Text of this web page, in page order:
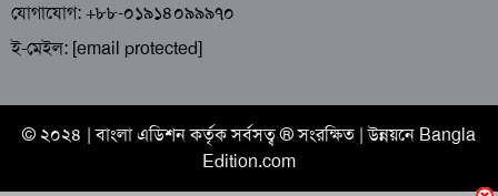
যোগাযোগ: +৮৮-০১৯১৪০৯৯৯৭০
ই-মেইল: [email protected]
© ২০২৪ |বাংলা এডিশনকর্তৃক সর্বসত্ব ® সংরক্ষিত | উন্নয়নে Bangla
Edition.com